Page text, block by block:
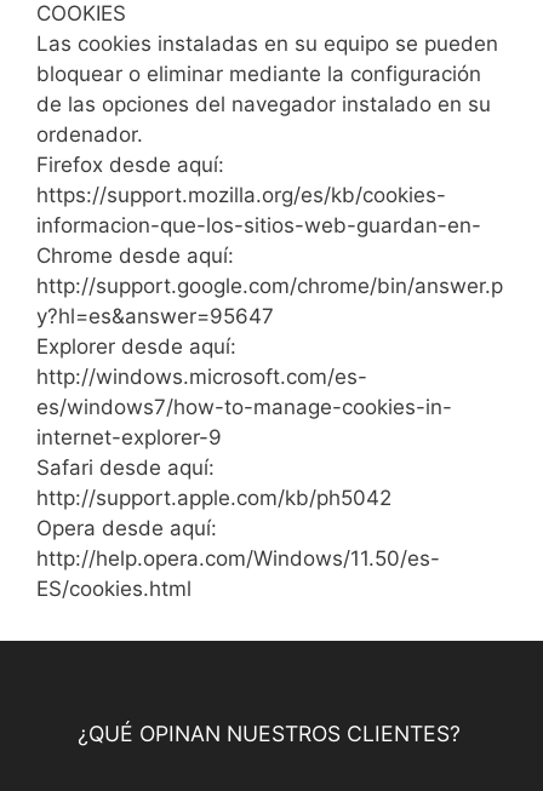
COOKIES
Las cookies instaladas en su equipo se pueden
bloquear o eliminar mediante la configuración
de las opciones del navegador instalado en su
ordenador.
Firefox desde aquí:
https://support.mozilla.org/es/kb/cookies-
informacion-que-los-sitios-web-guardan-en-
Chrome desde aquí:
http://support.google.com/chrome/bin/answer.p
y?hl=es&answer=95647
Explorer desde aquí:
http://windows.microsoft.com/es-
es/windows7/how-to-manage-cookies-in-
internet-explorer-9
Safari desde aquí:
http://support.apple.com/kb/ph5042
Opera desde aquí:
http://help.opera.com/Windows/11.50/es-
ES/cookies.html
¿QUÉ OPINAN NUESTROS CLIENTES?